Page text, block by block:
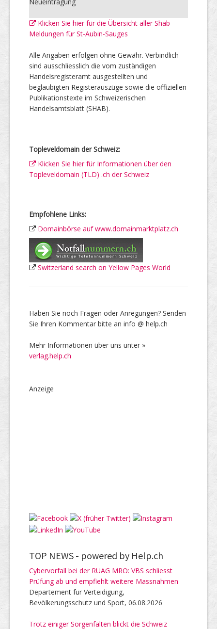
Klicken Sie hier für die Übersicht aller Shab-
Meldungen für St-Aubin-Sauges
Alle Angaben erfolgen ohne Gewähr. Verbindlich
sind ausschliesslich die vom zuständigen
Handelsregisteramt ausgestellten und
beglaubigten Registerauszüge sowie die offiziellen
Publikationstexte im Schweizerischen
Handelsamtsblatt (SHAB).
Topleveldomain der Schweiz:
Klicken Sie hier für Informationen über den
Topleveldomain (TLD) .ch der Schweiz
Empfohlene Links:
Domainbörse auf www.domainmarktplatz.ch
Switzerland search on Yellow Pages World
Haben Sie noch Fragen oder Anregungen? Senden
Sie Ihren Kommentar bitte an info @ help.ch
Mehr Informationen über uns unter »
verlag.help.ch
Anzeige
TOP NEWS - powered by Help.ch
Cybervorfall bei der RUAG MRO: VBS schliesst
Prüfung ab und empfiehlt weitere Massnahmen
Departement für Verteidigung,
Bevölkerungsschutz und Sport, 06.08.2026
Trotz einiger Sorgenfalten blickt die Schweiz